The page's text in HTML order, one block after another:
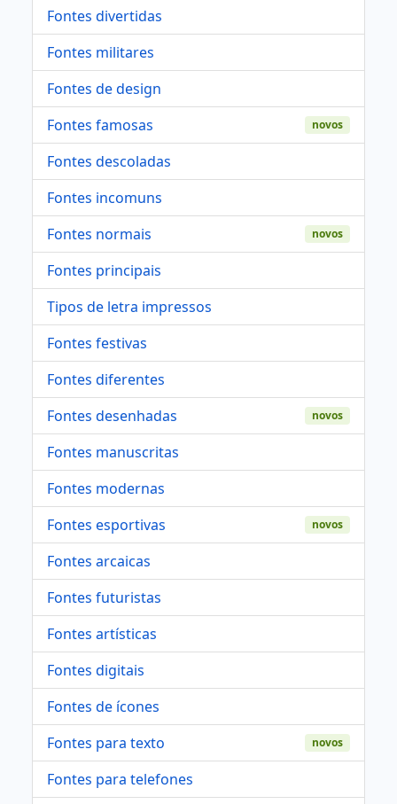
Fontes divertidas
Fontes militares
Fontes de design
Fontes famosas
novos
Fontes descoladas
Fontes incomuns
Fontes normais
novos
Fontes principais
Tipos de letra impressos
Fontes festivas
Fontes diferentes
Fontes desenhadas
novos
Fontes manuscritas
Fontes modernas
Fontes esportivas
novos
Fontes arcaicas
Fontes futuristas
Fontes artísticas
Fontes digitais
Fontes de ícones
Fontes para texto
novos
Fontes para telefones